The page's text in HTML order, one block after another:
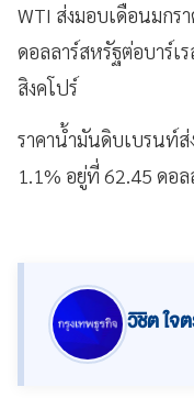
WTI ส่งมอบเดือนมก
ดอลลาร์สหรัฐต่อบาร์เ
สิงคโปร์
ราคาน้ำมันดิบเบรนท์
1.1% อยู่ที่ 62.45 ดอล
วิชิต ใจ